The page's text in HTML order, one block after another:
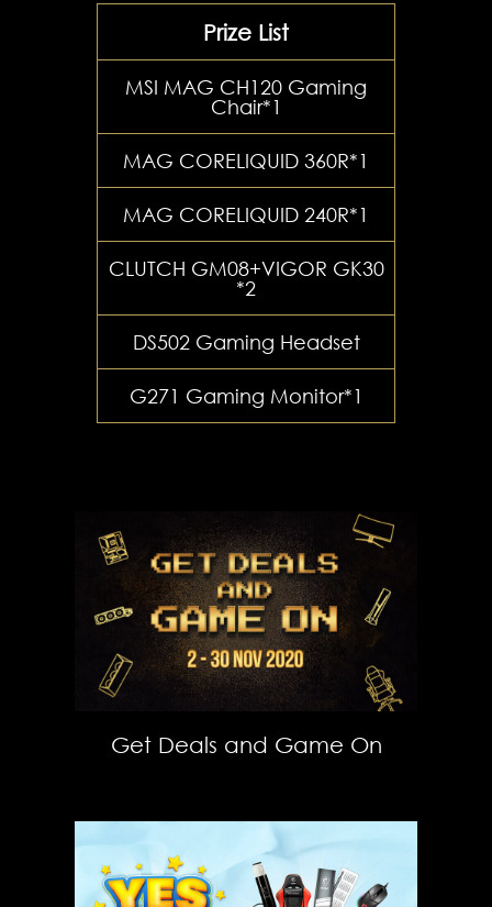
Prize List
MSI MAG CH120 Gaming
Chair*1
MAG CORELIQUID 360R*1
MAG CORELIQUID 240R*1
CLUTCH GM08+VIGOR GK30
*2
DS502 Gaming Headset
G271 Gaming Monitor*1
Get Deals and Game On